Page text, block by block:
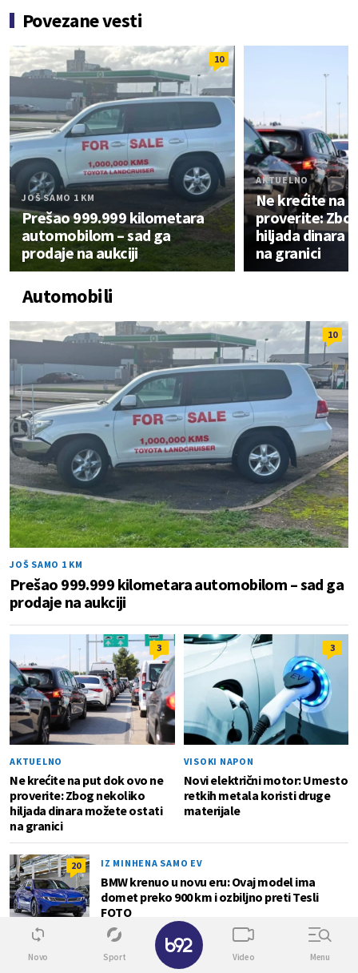
Povezane vesti
10
JOŠ SAMO 1 KM
Prešao 999.999 kilometara
automobilom – sad ga
prodaje na aukciji
AKTUELNO
Ne krećite na
proverite:
hiljada dinara
na granici
Automobili
10
JOŠ SAMO 1 KM
Prešao 999.999 kilometara automobilom – sad ga
prodaje na aukciji
3
AKTUELNO
Ne krećite na put dok ovo ne
proverite: Zbog nekoliko
hiljada dinara možete ostati
na granici
3
VISOKI NAPON
Novi električni motor: Umesto
retkih metala koristi druge
materijale
20 IZ MINHENA SAMO EV
BMW krenuo u novu eru: Ovaj model ima
domet preko 900 km i ozbiljno preti Tesli
FOTO
VELIKA OFANZIVA
Novo Sport Video Menu
✕